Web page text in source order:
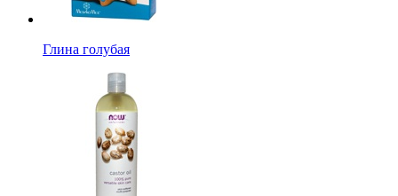
Глина голубая